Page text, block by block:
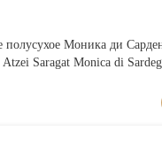
полусухое Моника ди
Atzei Saragat Monica di